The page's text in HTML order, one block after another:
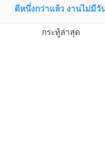
ตีหนึ่งกว่าแล้ว งานไม่มีวั
กระทู้ล่าสุด